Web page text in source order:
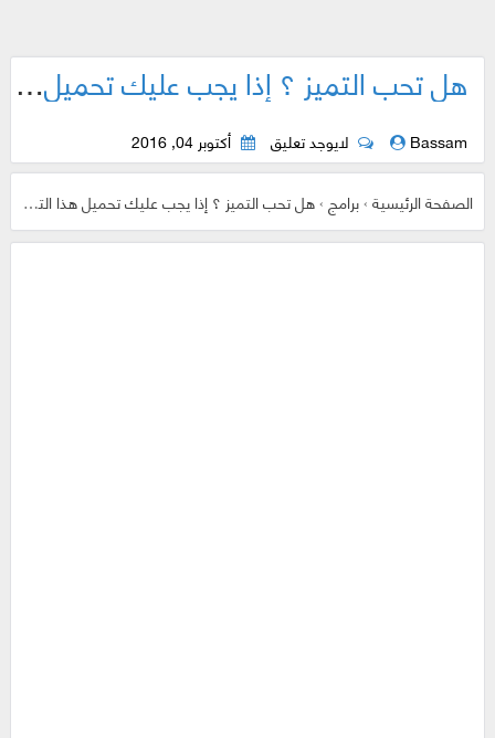
هل تحب التميز ؟ إذا يجب عليك تحميل هذا التطيبق لهاتفك الذكي حالا
Bassam لايوجد تعليق أكتوبر 04, 2016
الصفحة الرئيسية›برامج›هل تحب التميز ؟ إذا يجب عليك تحميل هذا التطيبق لهاتفك الذكي حالا